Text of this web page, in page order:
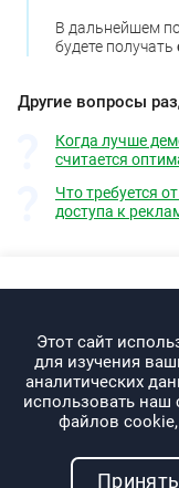
В дальнейшем
будете получать
Другие вопросы
Когда лучше
считается
Что требуется
доступа к
Этот сайт
для изучения
аналитических
использовать наш
файлов cookie,
©
г.